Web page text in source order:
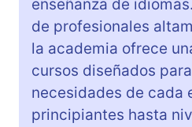
enseñanza de
de profesionales
la academia ofrece
cursos diseñados
necesidades de cada
principiantes hasta